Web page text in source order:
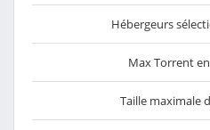
Hébergeurs
Max Torrent
Taille maximale